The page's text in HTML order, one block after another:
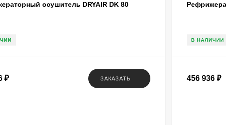
осушитель DRYAIR DK 80
₽ ЗАКАЗАТЬ
В НАЛИЧИИ
456 936 ₽